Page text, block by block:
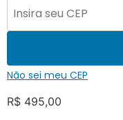
Não sei meu CEP
R$ 495,00